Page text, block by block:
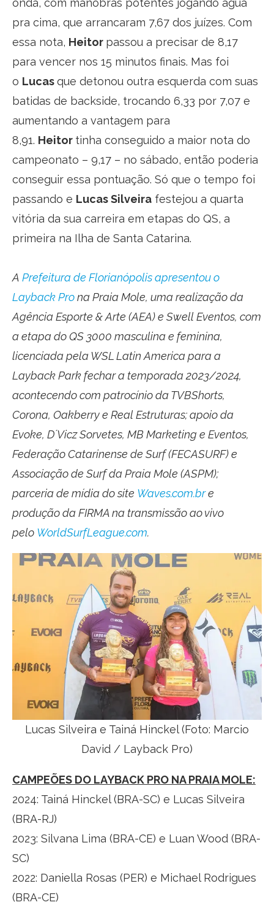
onda, com manobras potentes jogando água
pra cima, que arrancaram 7,67 dos juízes. Com
essa nota, Heitor passou a precisar de 8,17
para vencer nos 15 minutos finais. Mas foi
o Lucasque detonou outra esquerda com suas
batidas de backside, trocando 6,33 por 7,07 e
aumentando a vantagem para
8,91. Heitor tinha conseguido a maior nota do
campeonato – 9,17 – no sábado, então poderia
conseguir essa pontuação. Só que o tempo foi
passando e Lucas Silveira festejou a quarta
vitória da sua carreira em etapas do QS, a
primeira na Ilha de Santa Catarina.
A Prefeitura de Florianópolis apresentou o
Layback Prona Praia Mole, uma realização da
Agência Esporte & Arte (AEA) e Swell Eventos, com
a etapa do QS 3000 masculina e feminina,
licenciada pela WSL Latin America para a
Layback Park fechar a temporada 2023/2024,
acontecendo com patrocínio da TVBShorts,
Corona, Oakberry e Real Estruturas; apoio da
Evoke, D´Vicz Sorvetes, MB Marketing e Eventos,
Federação Catarinense de Surf (FECASURF) e
Associação de Surf da Praia Mole (ASPM);
parceria de mídia do site Waves.com.bre
produção da FIRMA na transmissão ao vivo
pelo WorldSurfLeague.com.
Lucas Silveira e Tainá Hinckel (Foto: Marcio
David / Layback Pro)
CAMPEÕES DO LAYBACK PRO NA PRAIA MOLE:
2024: Tainá Hinckel (BRA-SC) e Lucas Silveira
(BRA-RJ)
2023: Silvana Lima (BRA-CE) e Luan Wood (BRA-
SC)
2022: Daniella Rosas (PER) e Michael Rodrigues
(BRA-CE)